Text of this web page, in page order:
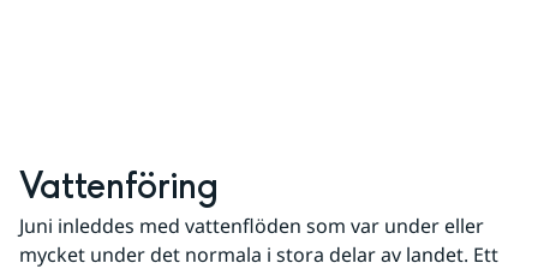
Vattenföring
Juni inleddes med vattenflöden som var under eller
mycket under det normala i stora delar av landet. Ett